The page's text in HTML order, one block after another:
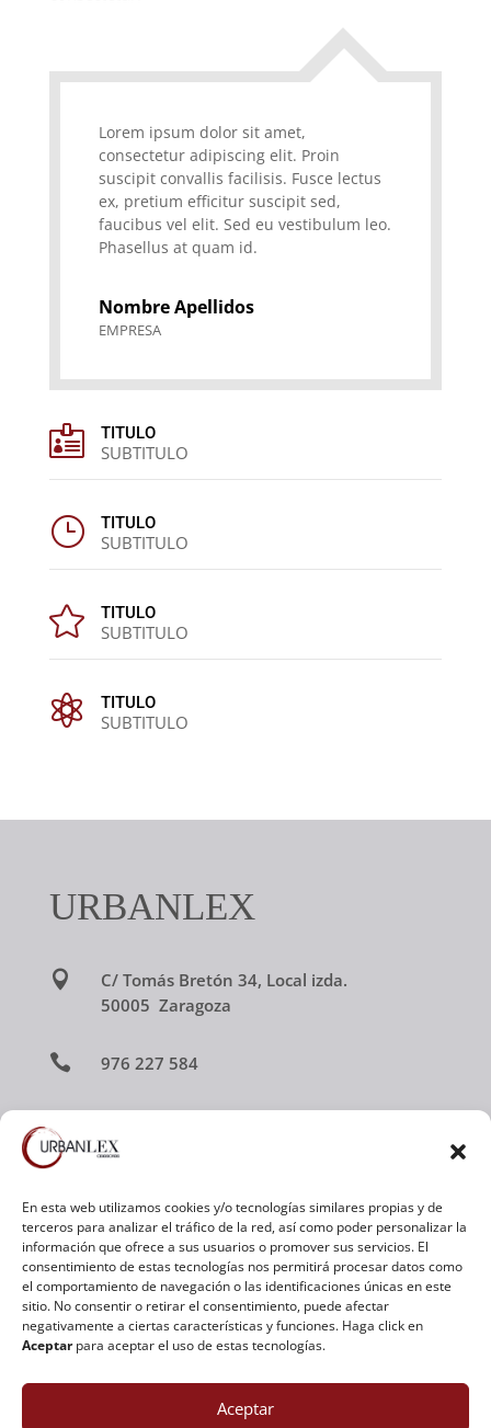
En esta web utilizamos cookies y/o tecnologías similares propias y de
terceros para analizar el tráfico de la red, así como poder personalizar la
información que ofrece a sus usuarios o promover sus servicios. El
consentimiento de estas tecnologías nos permitirá procesar datos como
el comportamiento de navegación o las identificaciones únicas en este
sitio. No consentir o retirar el consentimiento, puede afectar
negativamente a ciertas características y funciones. Haga click en
Aceptarpara aceptar el uso de estas tecnologías.
Aceptar
Lorem ipsum dolor sit amet,
consectetur adipiscing elit. Proin
suscipit convallis facilisis. Fusce lectus
ex, pretium efficitur suscipit sed,
faucibus vel elit. Sed eu vestibulum leo.
Phasellus at quam id.
Nombre Apellidos
EMPRESA
 TITULO
SUBTITULO
} TITULO
SUBTITULO
 TITULO
SUBTITULO
 TITULO
SUBTITULO
URBANLEX

C/ Tomás Bretón 34, Local izda.
50005 Zaragoza
 976 227 584
50100 La Almunia de Doña Godina
(Zaragoza)
 976 812 796
 urbanlex@urbanlex.es